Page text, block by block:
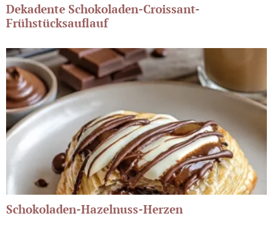
Dekadente Schokoladen-Croissant-
Frühstücksauflauf
Schokoladen-Hazelnuss-Herzen